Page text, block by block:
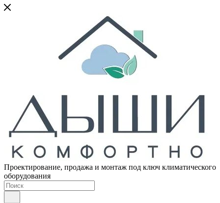
Проектирование, продажа и монтаж под ключ климатического
оборудования